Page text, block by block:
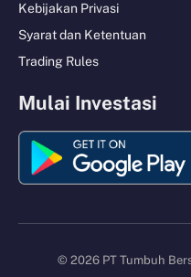
Kebijakan Privasi
Syarat dan Ketentuan
Trading Rules
Mulai Investasi
© 2026 PT Tumbuh